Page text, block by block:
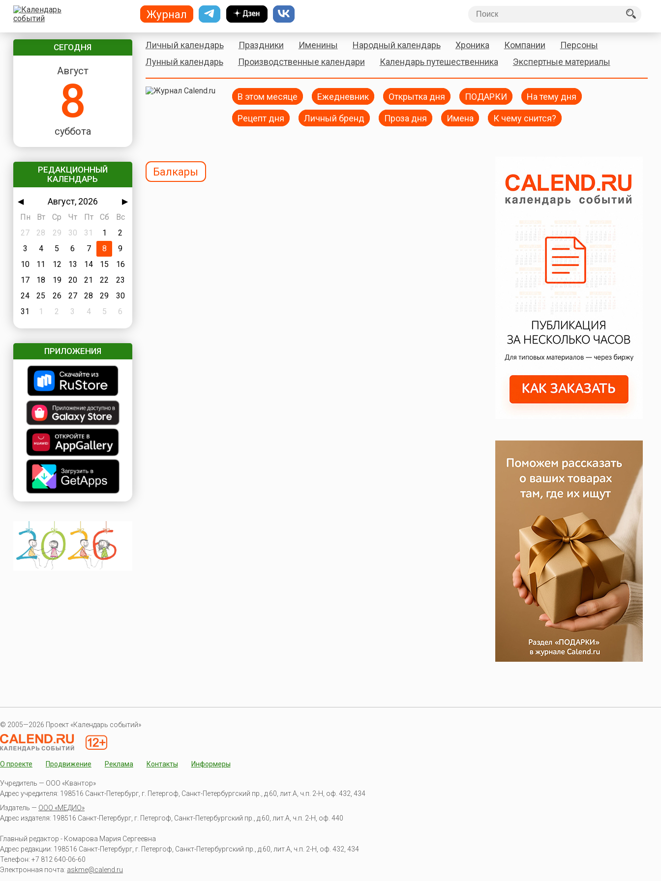
СЕГОДНЯ
Август
8
суббота
РЕДАКЦИОННЫЙ
КАЛЕНДАРЬ
◀ Август, 2026
▶
Пн
Вт Ср Чт Пт Сб
Вс
27
28 29 30 31 1
2
3
4 5 6 7 8
9
10
11 12 13 14 15
16
17
18 19 20 21 22
23
24
25 26 27 28 29
30
31
1 2 3 4 5 6
ПРИЛОЖЕНИЯ
Личный календарь Праздники Именины Народный календарь Хроника Компании
Персоны
Лунный календарь
Производственные календари Календарь путешественника Экспертные материалы
В этом месяце Ежедневник Открытка дня ПОДАРКИ На тему дня
Рецепт дня Личный бренд Проза дня Имена К чему снится?
Балкары
© 2005—2026 Проект «Календарь событий»
О проекте Продвижение Реклама Контакты Информеры
Учредитель — ООО «Квантор»
Адрес учредителя: 198516 Санкт-Петербург, г. Петергоф, Санкт-Петербургский пр., д.60, лит.А, ч.п. 2-Н, оф. 432, 434
Издатель — ООО «МЕДИО»
Адрес издателя: 198516 Санкт-Петербург, г. Петергоф, Санкт-Петербургский пр., д.60, лит.А, ч.п. 2-Н, оф. 440
Главный редактор - Комарова Мария Сергеевна
Адрес редакции: 198516 Санкт-Петербург, г. Петергоф, Санкт-Петербургский пр., д.60, лит.А, ч.п. 2-Н, оф. 432, 434
Телефон: +7 812 640-06-60
Электронная почта: askme@calend.ru
Журнал